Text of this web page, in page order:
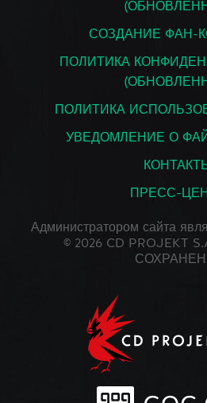
СОЗДАНИЕ ФАН-
ПОЛИТИКА
ПОЛИТИКА
УВЕДОМЛЕНИЕ О
ПРЕСС-
Администратором сайта
© 2026 CD PROJEKT